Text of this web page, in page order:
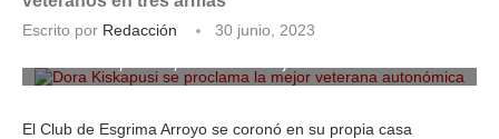
Escrito por Redacción
30 junio, 2023
El Club de Esgrima Arroyo se coronó en su propia casa